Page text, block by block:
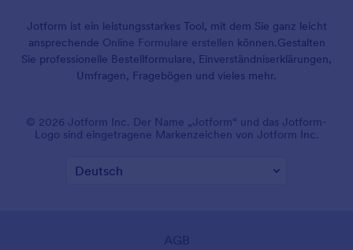
Jotform ist ein leistungsstarkes Tool, mit dem Sie ganz leicht
ansprechende Online Formulare erstellen können.Gestalten
Sie professionelle Bestellformulare, Einverständniserklärungen,
Umfragen, Fragebögen und vieles mehr.
© 2026 Jotform Inc. Der Name „Jotform“ und das Jotform-
Logo sind eingetragene Markenzeichen von Jotform Inc.
AGB